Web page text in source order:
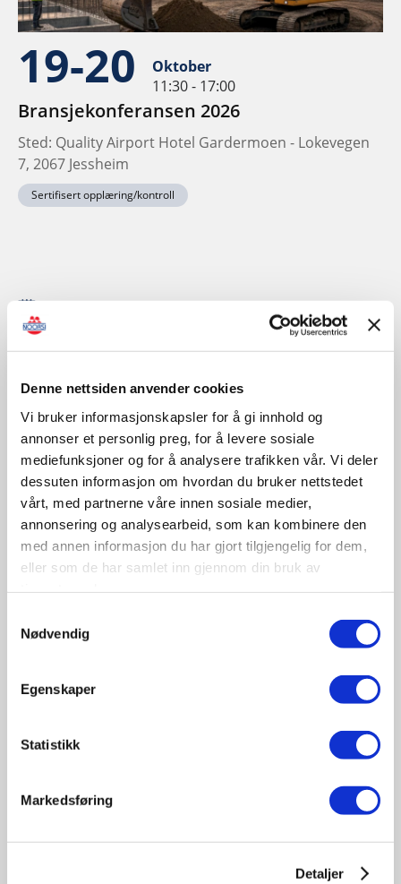
Denne nettsiden anvender cookies
Vi bruker informasjonskapsler for å gi innhold og
annonser et personlig preg, for å levere sosiale
mediefunksjoner og for å analysere trafikken vår. Vi deler
dessuten informasjon om hvordan du bruker nettstedet
vårt, med partnerne våre innen sosiale medier,
annonsering og analysearbeid, som kan kombinere den
med annen informasjon du har gjort tilgjengelig for dem,
eller som de har samlet inn gjennom din bruk av
Nødvendig
Egenskaper
Statistikk
Markedsføring
Detaljer
19-20
Oktober
11:30 - 17:00
Bransjekonferansen 2026
Sted: Quality Airport Hotel Gardermoen - Lokevegen
7, 2067 Jessheim
Sertifisert opplæring/kontroll
November
09-10
Sted: Clarion Hotel & Congress Oslo Airport, Hans